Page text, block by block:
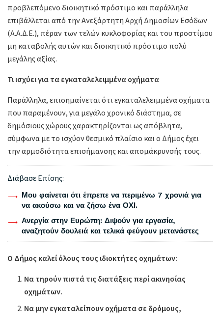
προβλεπόμενο διοικητικό πρόστιμο και παράλληλα
επιβάλλεται από την Ανεξάρτητη Αρχή Δημοσίων Εσόδων
(Α.Α.Δ.Ε.), πέραν των τελών κυκλοφορίας και του προστίμου
μη καταβολής αυτών και διοικητικό πρόστιμο πολύ
μεγάλης αξίας.
Τι ισχύει για τα εγκαταλελειμμένα οχήματα
Παράλληλα, επισημαίνεται ότι εγκαταλελειμμένα οχήματα
που παραμένουν, για μεγάλο χρονικό διάστημα, σε
δημόσιους χώρους χαρακτηρίζονται ως απόβλητα,
σύμφωνα με το ισχύον θεσμικό πλαίσιο και ο Δήμος έχει
την αρμοδιότητα επισήμανσης και απομάκρυνσής τους.
Διάβασε Επίσης:
Μου φαίνεται ότι έπρεπε να περιμένω 7 χρονιά για
να ακούσω και να ζήσω ένα ΟΧΙ.
Ανεργία στην Ευρώπη: Διψούν για εργασία,
αναζητούν δουλειά και τελικά φεύγουν μετανάστες
Ο Δήμος καλεί όλους τους ιδιοκτήτες οχημάτων:
Να τηρούν πιστά τις διατάξεις περί ακινησίας
οχημάτων.
Να μην εγκαταλείπουν οχήματα σε δρόμους,